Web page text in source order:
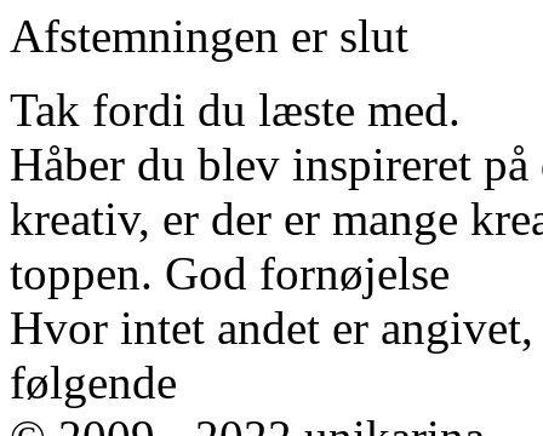
Afstemningen er slut
Tak fordi du læste med.
Håber du blev inspireret
kreativ, er der er mange
toppen. God fornøjelse
Hvor intet andet er
følgende